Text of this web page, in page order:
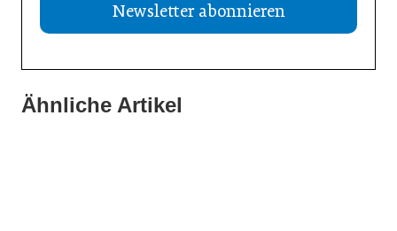
Newsletter abonnieren
Ähnliche Artikel
21. Juli 2026